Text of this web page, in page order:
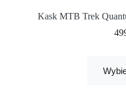
Kask MTB Trek